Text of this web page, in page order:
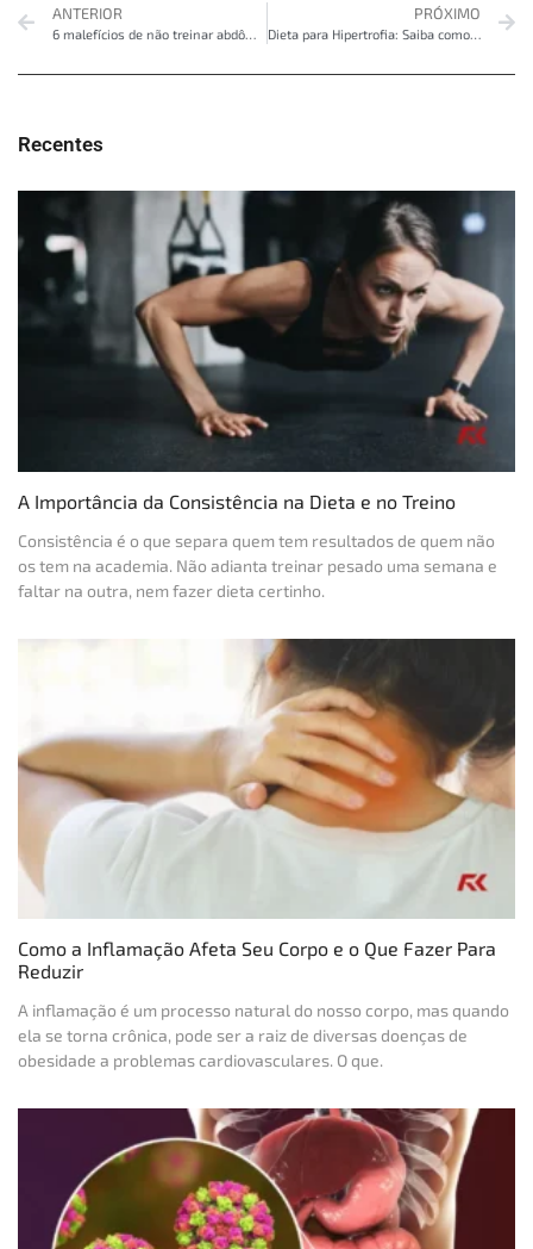
ANTERIOR
6 malefícios de não treinar abdômen
PRÓXIMO
Dieta para Hipertrofia: Saiba como funciona
Recentes
A Importância da Consistência na Dieta e no Treino
Consistência é o que separa quem tem resultados de quem não
os tem na academia. Não adianta treinar pesado uma semana e
faltar na outra, nem fazer dieta certinho.
Como a Inflamação Afeta Seu Corpo e o Que Fazer Para
Reduzir
A inflamação é um processo natural do nosso corpo, mas quando
ela se torna crônica, pode ser a raiz de diversas doenças de
obesidade a problemas cardiovasculares. O que.